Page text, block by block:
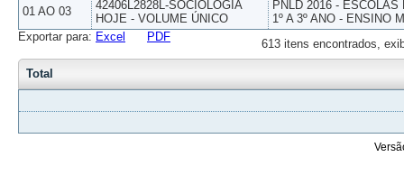
01 AO 03
42406L2828L-SOCIOLOGIA
HOJE - VOLUME ÚNICO
PNLD 2016 -
1º A 3º ANO - ENSINO
613 itens encontrados,
Exportar para: Excel PDF
Total